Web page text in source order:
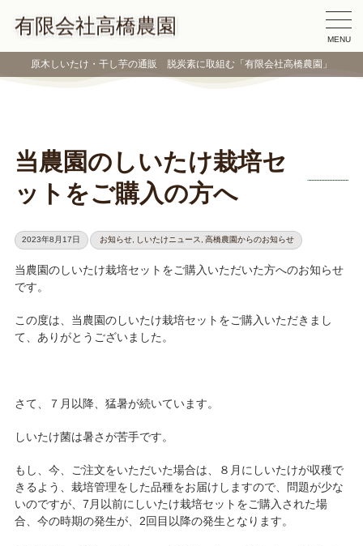
MENU
有限会社高橋農園
原木しいたけ・干し芋の通販 脱炭素に取組む「有限会社高橋農園」
当農園のしいたけ栽培セ
ットをご購入の方へ
2023年8月17日 お知らせ, しいたけニュース, 高橋農園からのお知らせ
当農園のしいたけ栽培セットをご購入いただいた方へのお知らせ
です。
この度は、当農園のしいたけ栽培セットをご購入いただきまし
て、ありがとうございました。
さて、７月以降、猛暑が続いています。
しいたけ菌は暑さが苦手です。
もし、今、ご注文をいただいた場合は、８月にしいたけが収穫で
きるよう、栽培管理をした品種をお届けしますので、問題が少な
いのですが、7月以前にしいたけ栽培セットをご購入された場
合、今の時期の発生が、2回目以降の発生となります。